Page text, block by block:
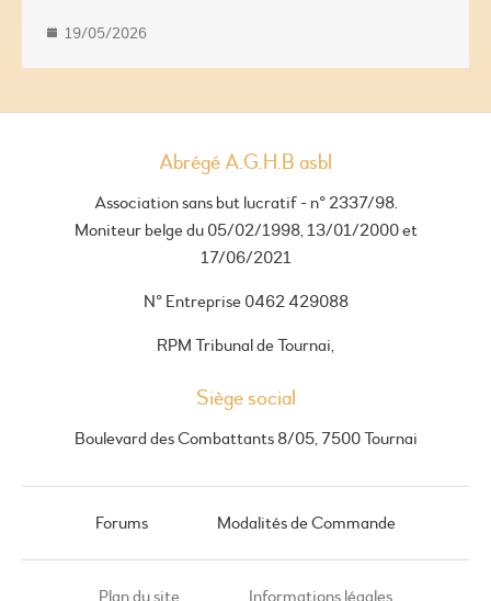
19/05/2026
Abrégé A.G.H.B asbl
Association sans but lucratif - n° 2337/98.
Moniteur belge du 05/02/1998, 13/01/2000 et
17/06/2021
N° Entreprise 0462 429088
RPM Tribunal de Tournai,
Siège social
Boulevard des Combattants 8/05, 7500 Tournai
Forums Modalités de Commande
Plan du site Informations légales